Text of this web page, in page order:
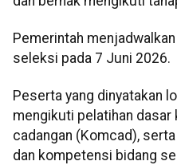
Pemerintah
seleksi pada 7 Juni 2026.
Peserta yang dinyatakan
mengikuti pelatihan
cadangan (Komcad),
dan kompetensi bidang